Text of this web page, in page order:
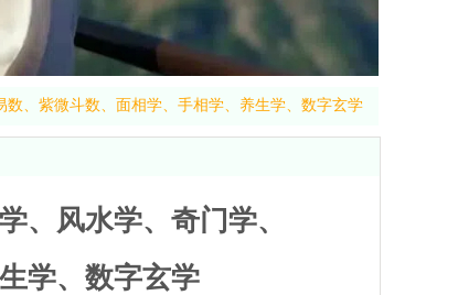
、紫微斗数、面相学、手相学、养生学、数字玄学
、风水学、奇门学、
学、数字玄学